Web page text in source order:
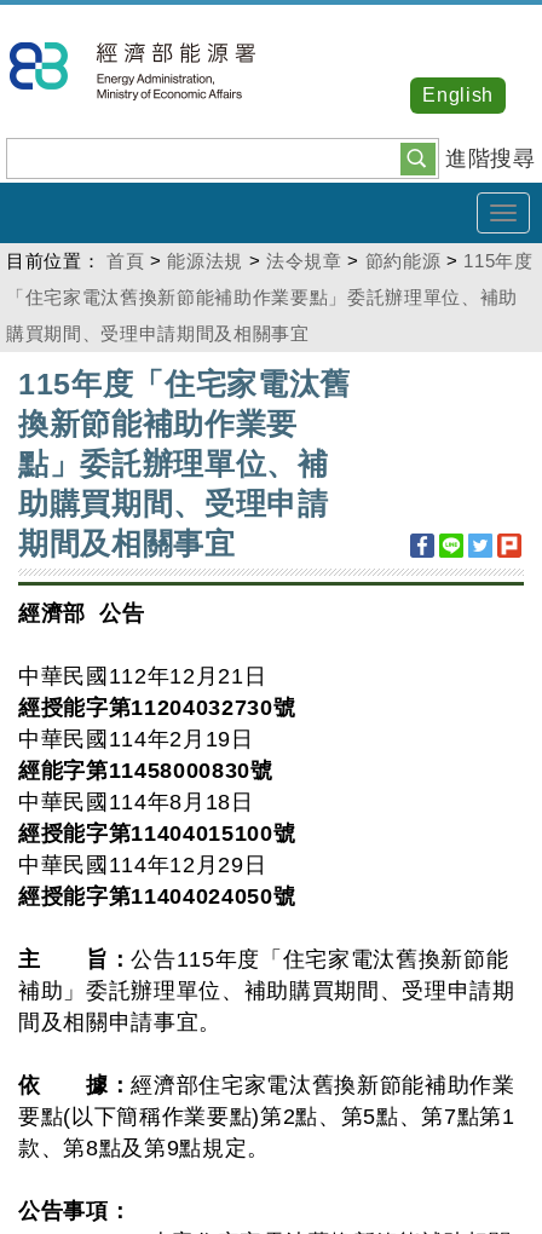
到
主
內
容
進階搜尋
English
目前位置： 首頁 >能源法規 >法令規章 > 節約能源 > 115年度
「住宅家電汰舊換新節能補助作業要點」委託辦理單位、補助
購買期間、受理申請期間及相關事宜
115年度「住宅家電汰舊
換新節能補助作業要
點」委託辦理單位、補
助購買期間、受理申請
期間及相關事宜
經濟部 公告
中華民國112年12月21日
經授能字第11204032730號
中華民國114年2月19日
經能字第11458000830號
中華民國114年8月18日
經授能字第11404015100號
中華民國114年12月29日
經授能字第11404024050號
主 旨：公告115年度「住宅家電汰舊換新節能
補助」委託辦理單位、補助購買期間、受理申請期
間及相關申請事宜。
依 據：經濟部住宅家電汰舊換新節能補助作業
要點(以下簡稱作業要點)第2點、第5點、第7點第1
款、第8點及第9點規定。
公告事項：